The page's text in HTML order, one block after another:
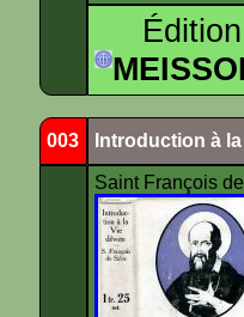
003 Introduction à
Saint François